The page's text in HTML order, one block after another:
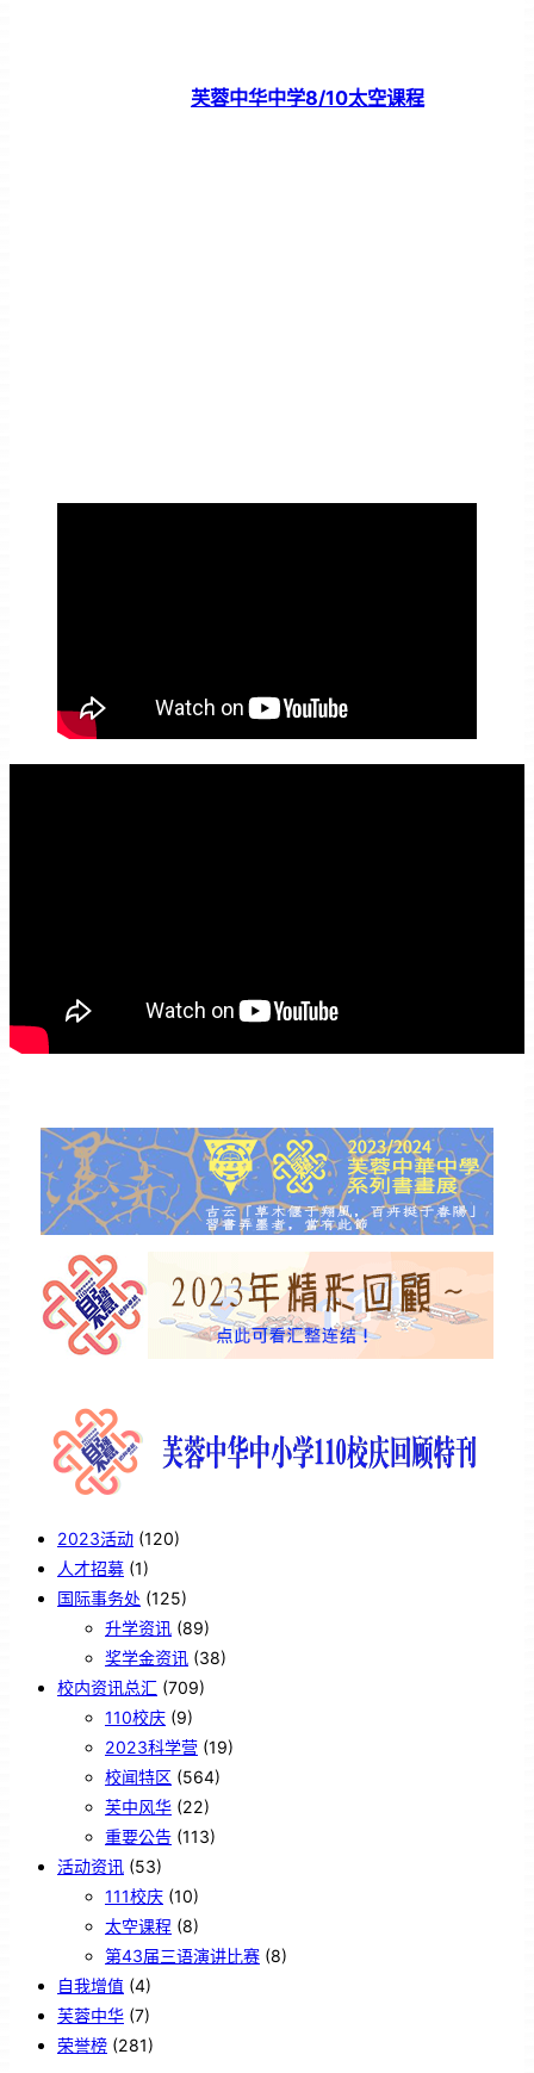
芙蓉中华中学8/10太空课程
2023活动 (120)
人才招募 (1)
国际事务处 (125)
升学资讯 (89)
奖学金资讯 (38)
校内资讯总汇 (709)
110校庆 (9)
2023科学营 (19)
校闻特区 (564)
芙中风华 (22)
重要公告 (113)
活动资讯 (53)
111校庆 (10)
太空课程 (8)
第43届三语演讲比赛 (8)
自我增值 (4)
芙蓉中华 (7)
荣誉榜 (281)